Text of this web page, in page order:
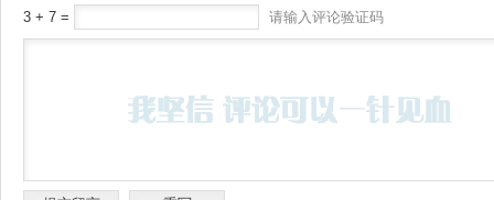
3 + 7 = 请输入评论验证码